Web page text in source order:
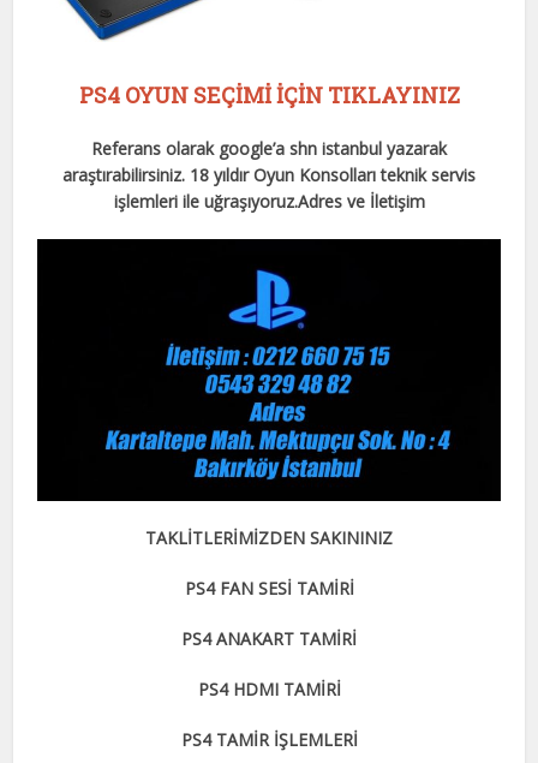
PS4 OYUN SEÇİMİ İÇİN TIKLAYINIZ
Referans olarak google’a shn istanbul yazarak
araştırabilirsiniz. 18 yıldır Oyun Konsolları teknik servis
işlemleri ile uğraşıyoruz.Adres ve İletişim
TAKLİTLERİMİZDEN SAKININIZ
PS4 FAN SESİ TAMİRİ
PS4 ANAKART TAMİRİ
PS4 HDMI TAMİRİ
PS4 TAMİR İŞLEMLERİ